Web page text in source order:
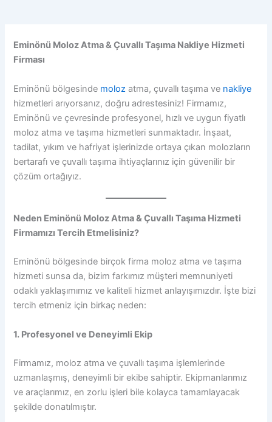
Eminönü Moloz Atma & Çuvallı Taşıma Nakliye Hizmeti
Firması
Eminönü bölgesinde molozatma, çuvallı taşıma ve nakliye
hizmetleri arıyorsanız, doğru adrestesiniz! Firmamız,
Eminönü ve çevresinde profesyonel, hızlı ve uygun fiyatlı
moloz atma ve taşıma hizmetleri sunmaktadır. İnşaat,
tadilat, yıkım ve hafriyat işlerinizde ortaya çıkan molozların
bertarafı ve çuvallı taşıma ihtiyaçlarınız için güvenilir bir
çözüm ortağıyız.
Neden Eminönü Moloz Atma & Çuvallı Taşıma Hizmeti
Firmamızı Tercih Etmelisiniz?
Eminönü bölgesinde birçok firma moloz atma ve taşıma
hizmeti sunsa da, bizim farkımız müşteri memnuniyeti
odaklı yaklaşımımız ve kaliteli hizmet anlayışımızdır. İşte bizi
tercih etmeniz için birkaç neden:
1. Profesyonel ve Deneyimli Ekip
Firmamız, moloz atma ve çuvallı taşıma işlemlerinde
uzmanlaşmış, deneyimli bir ekibe sahiptir. Ekipmanlarımız
ve araçlarımız, en zorlu işleri bile kolayca tamamlayacak
şekilde donatılmıştır.